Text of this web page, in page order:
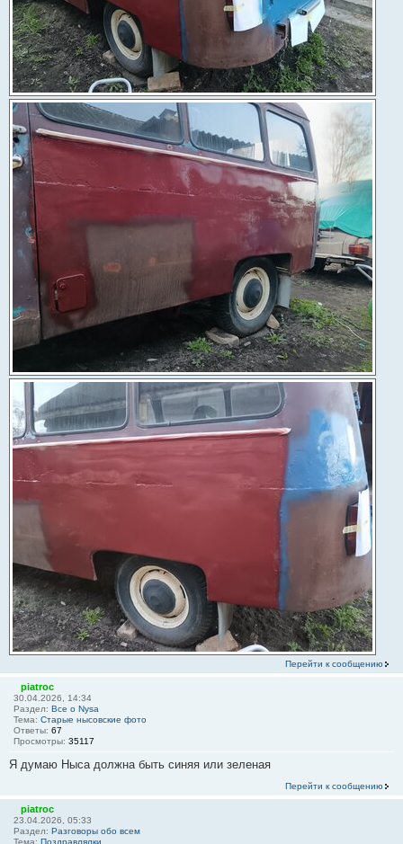
Перейти к сообщению
piatroc
30.04.2026, 14:34
Раздел: Все о Nysa
Тема: Старые нысовские фото
Ответы: 67
Просмотры: 35117
Я думаю Ныса должна быть синяя или зеленая
Перейти к сообщению
piatroc
23.04.2026, 05:33
Раздел: Разговоры обо всем
Тема: Поздравлялки